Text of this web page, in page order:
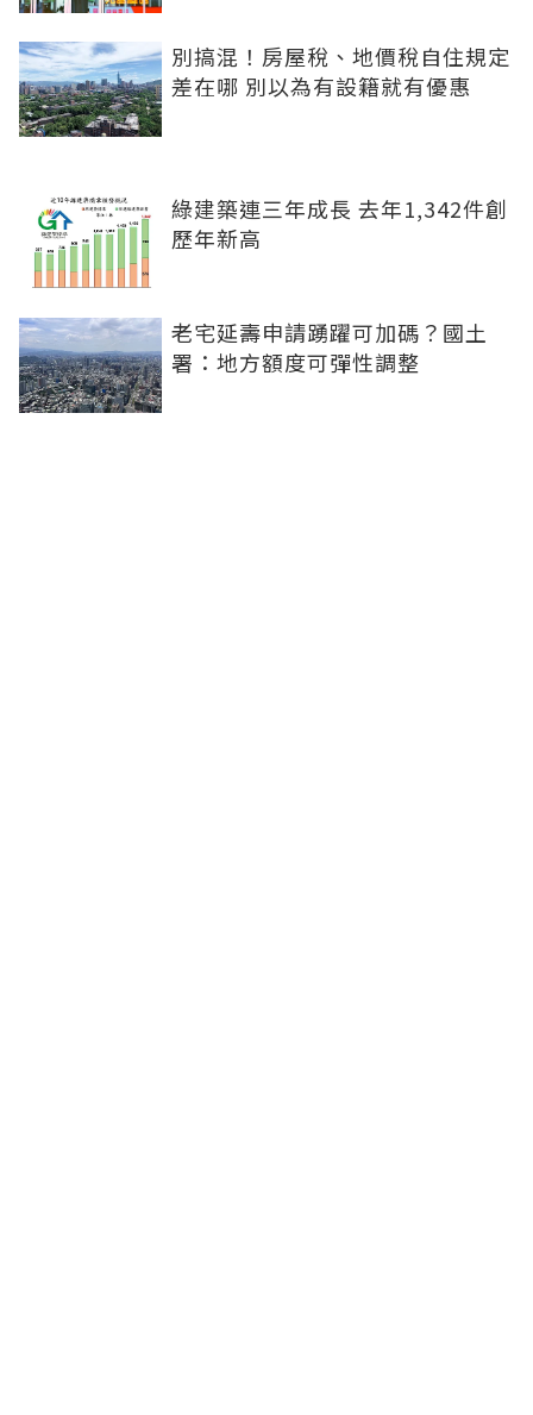
別搞混！房屋稅、地價稅自住規定
差在哪 別以為有設籍就有優惠
綠建築連三年成長 去年1,342件創
歷年新高
老宅延壽申請踴躍可加碼？國土
署：地方額度可彈性調整